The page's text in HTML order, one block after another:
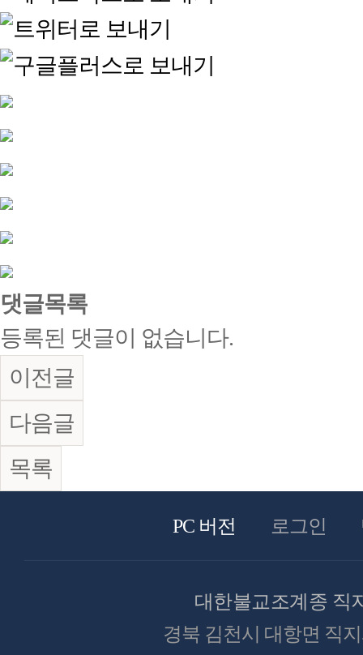
댓글목록
등록된 댓글이 없습니다.
이전글
다음글
목록
PC 버전 로그인
대한불교조계종 직
경북 김천시 대항면 직